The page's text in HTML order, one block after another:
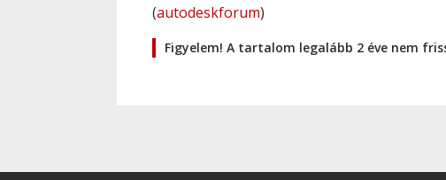
(autodeskforum)
Figyelem! A tartalom legalább 2 éve nem